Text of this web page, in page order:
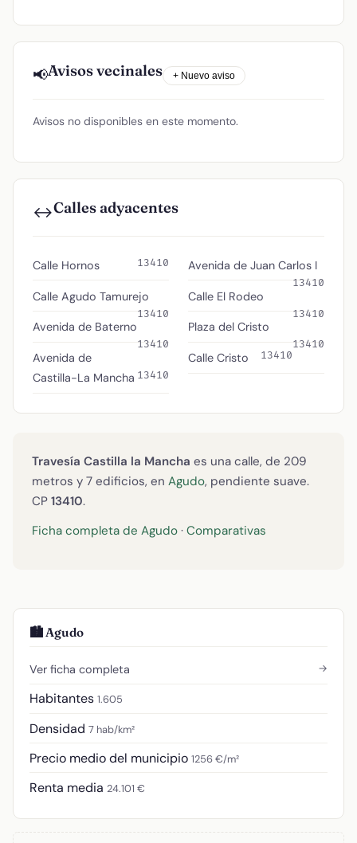
📢Avisos vecinales + Nuevo aviso
Avisos no disponibles en este momento.
↔️Calles adyacentes
Calle Hornos 13410
Calle Agudo Tamurejo
13410
Avenida de Baterno
13410
Avenida de
Castilla-La Mancha 13410
Avenida de Juan Carlos I
13410
Calle El Rodeo
13410
Plaza del Cristo
13410
Calle Cristo 13410
Travesía Castilla la Mancha es una calle, de 209
metros y 7 edificios, en Agudo, pendiente suave.
CP 13410.
Ficha completa de Agudo · Comparativas
🏙️ Agudo
Ver ficha completa →
Habitantes 1.605
Densidad 7 hab/km²
Precio medio del municipio 1256 €/m²
Renta media 24.101 €